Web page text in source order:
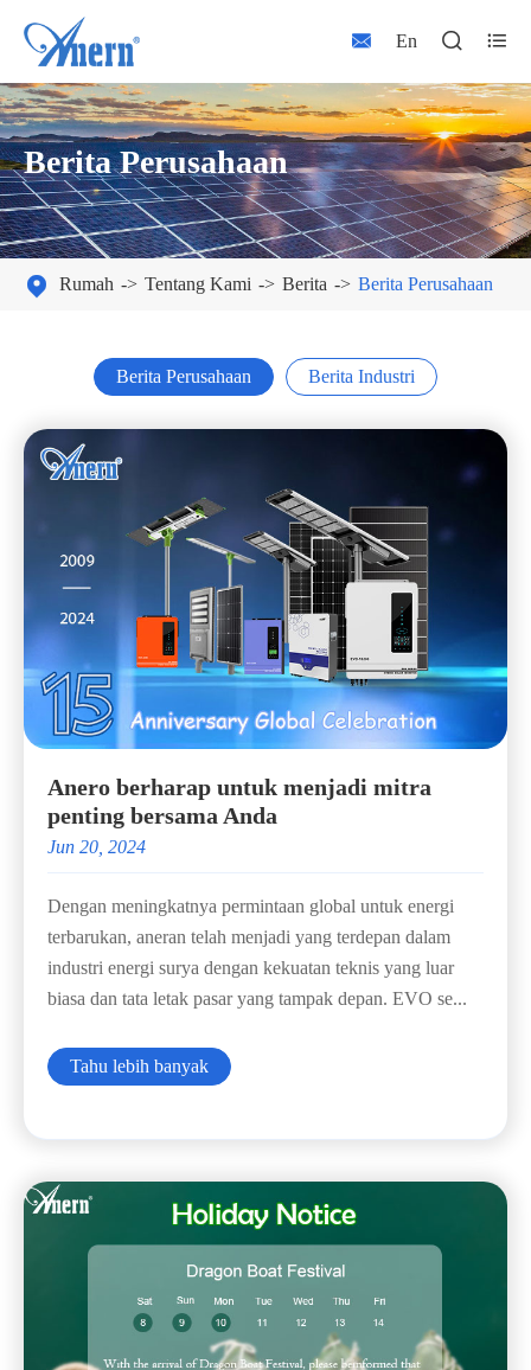
 En  
Berita Perusahaan
 Rumah Tentang Kami Berita Berita Perusahaan
Berita Perusahaan Berita Industri
Anero berharap untuk menjadi mitra
penting bersama Anda
Jun 20, 2024
Dengan meningkatnya permintaan global untuk energi
terbarukan, aneran telah menjadi yang terdepan dalam
industri energi surya dengan kekuatan teknis yang luar
biasa dan tata letak pasar yang tampak depan. EVO se...
Tahu lebih banyak